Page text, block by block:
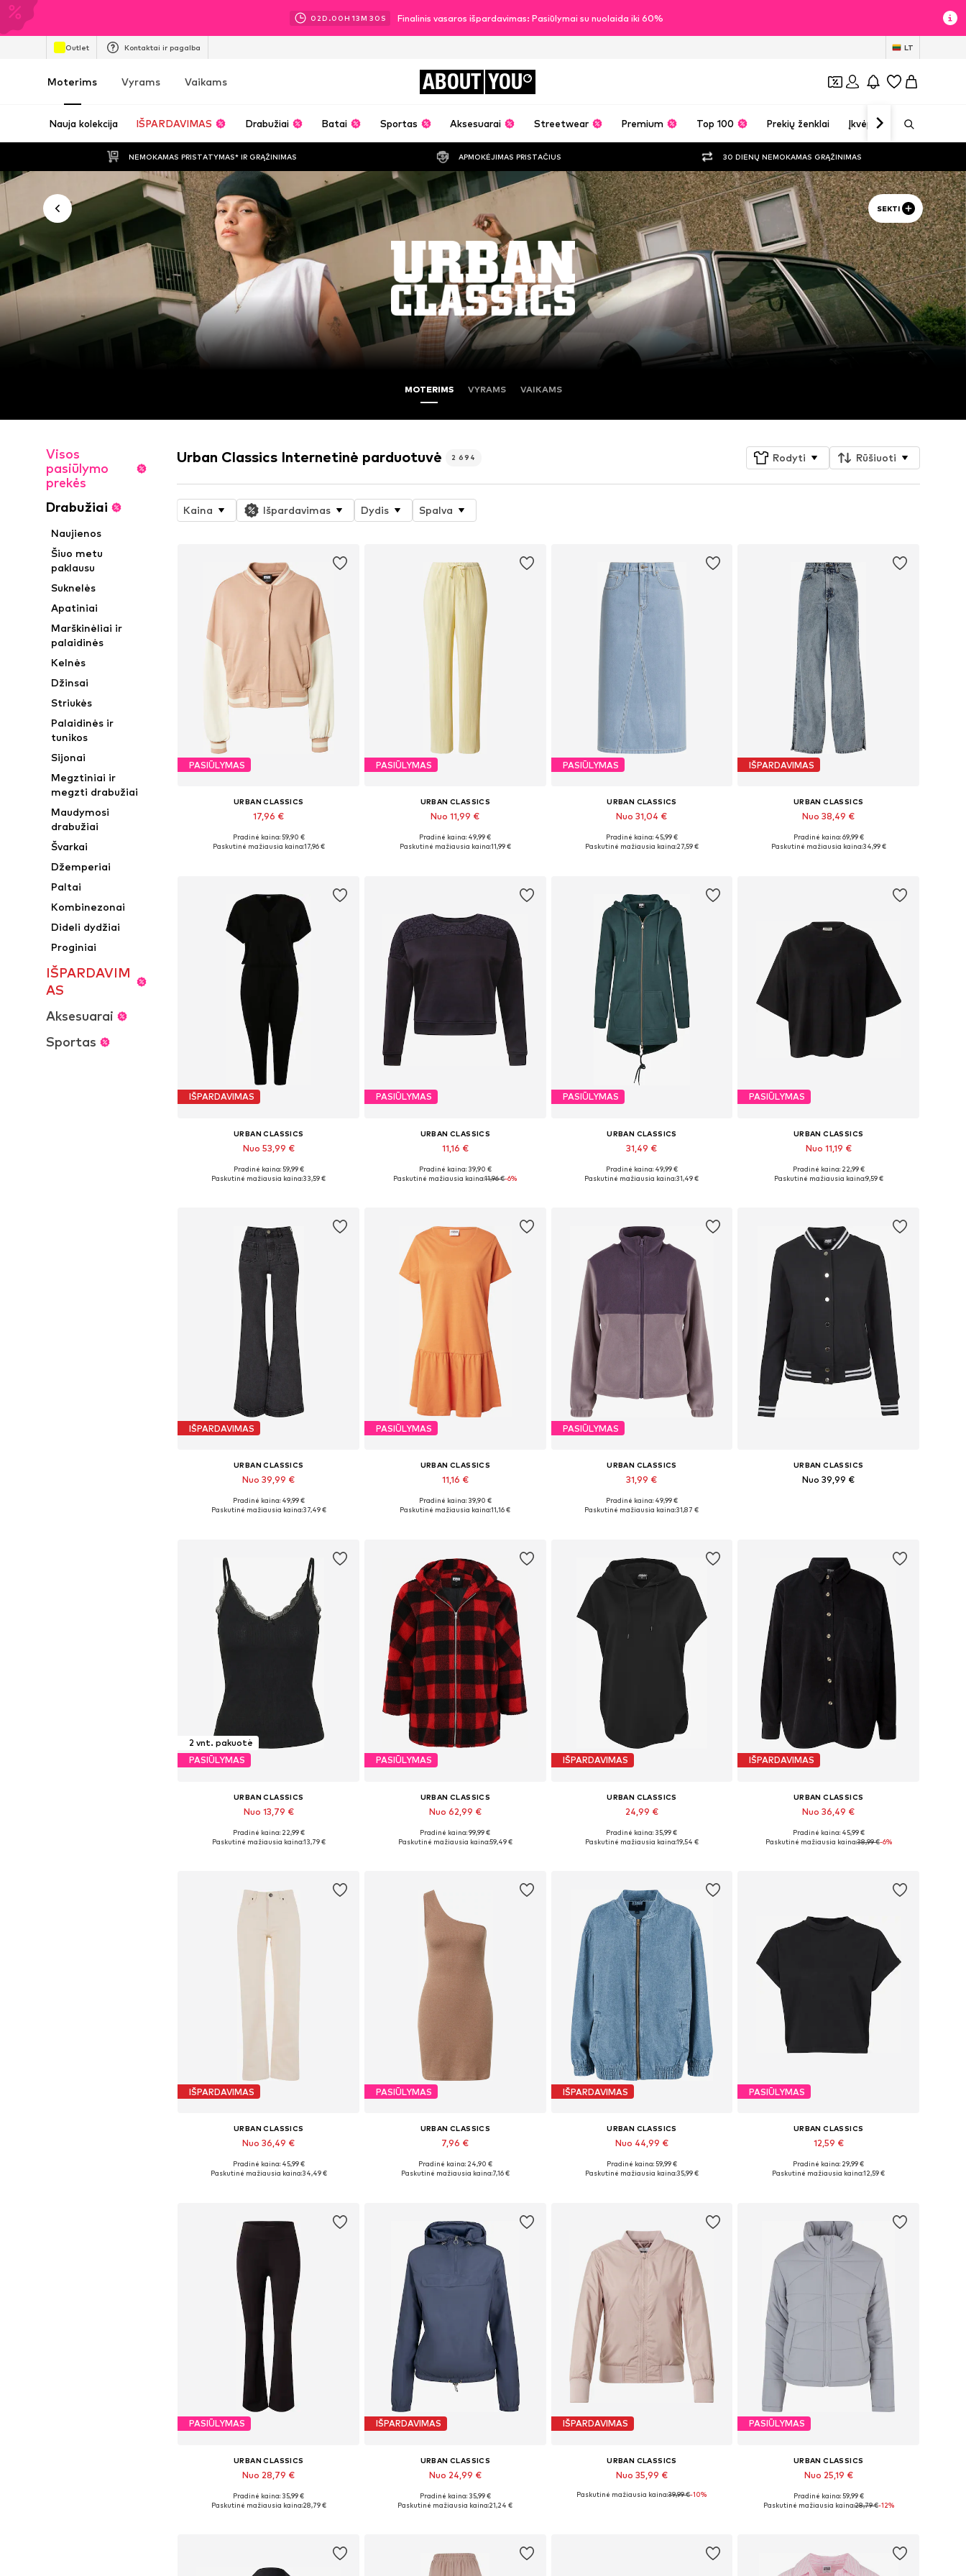
02D.00H 13M 29 S Finalinis vasaros išpardavimas: Pasiūlymai su nuolaida iki 60%
Outlet Kontaktai ir pagalba LT
Moterims Vyrams Vaikams ABOUT YOU
Nauja kolekcija IŠPARDAVIMAS Drabužiai Batai Sportas Aksesuarai Streetwear Premium Top 100 Prekių ženklai Įkvėpimas
NEMOKAMAS PRISTATYMAS* IR GRĄŽINIMAS APMOKĖJIMAS PRISTAČIUS 30 DIENŲ NEMOKAMAS GRĄŽINIMAS
SEKTI
MOTERIMS VYRAMS VAIKAMS
Visos
pasiūlymo
prekės
Drabužiai
Naujienos
Šiuo metu
paklausu
Suknelės
Apatiniai
Marškinėliai ir
palaidinės
Kelnės
Džinsai
Striukės
Palaidinės ir
tunikos
Sijonai
Megztiniai ir
megzti drabužiai
Maudymosi
drabužiai
Švarkai
Džemperiai
Paltai
Kombinezonai
Dideli dydžiai
Proginiai
IŠPARDAVIM
AS
Aksesuarai
Sportas
Urban Classics Internetinė parduotuvė 2 694 Rodyti Rūšiuoti
Kaina Išpardavimas Dydis Spalva
PASIŪLYMAS
URBAN CLASSICS
17,96 €
Yra daugybė dydžių
Pradinė kaina: 59,90 €
Paskutinė mažiausia kaina:17,96 €
PASIŪLYMAS
URBAN CLASSICS
Nuo 11,99 €
Galimi dydžiai: 36, 38, 40, 42, 44
Pradinė kaina: 49,99 €
Paskutinė mažiausia kaina:11,99 €
PASIŪLYMAS
URBAN CLASSICS
Nuo 31,04 €
Yra daugybė dydžių
Pradinė kaina: 45,99 €
Paskutinė mažiausia kaina:27,59 €
IŠPARDAVIMAS
URBAN CLASSICS
Nuo 38,49 €
Yra daugybė dydžių
Pradinė kaina: 69,99 €
Paskutinė mažiausia kaina:34,99 €
IŠPARDAVIMAS
URBAN CLASSICS
Nuo 53,99 €
Yra daugybė dydžių
Pradinė kaina: 59,99 €
Paskutinė mažiausia kaina:33,59 €
PASIŪLYMAS
URBAN CLASSICS
11,16 €
Galimi dydžiai: XS, S, M, L, XL, 5XL
Pradinė kaina: 39,90 €
Paskutinė mažiausia kaina:11,96 €-6%
PASIŪLYMAS
URBAN CLASSICS
31,49 €
+4
Galimi dydžiai: XS, S, M, L, XL
Pradinė kaina: 49,99 €
Paskutinė mažiausia kaina:31,49 €
PASIŪLYMAS
URBAN CLASSICS
Nuo 11,19 €
Galimi dydžiai: XS, S, M, XL, XXXL
Pradinė kaina: 22,99 €
Paskutinė mažiausia kaina:9,59 €
IŠPARDAVIMAS
URBAN CLASSICS
Nuo 39,99 €
Yra daugybė dydžių
Pradinė kaina: 49,99 €
Paskutinė mažiausia kaina:37,49 €
PASIŪLYMAS
URBAN CLASSICS
11,16 €
+4
Galimi dydžiai: 34, 36, 38
Pradinė kaina: 39,90 €
Paskutinė mažiausia kaina:11,16 €
PASIŪLYMAS
URBAN CLASSICS
31,99 €
Galimi dydžiai: XS, S, M, L, XL
Pradinė kaina: 49,99 €
Paskutinė mažiausia kaina:31,87 €
URBAN CLASSICS
Nuo 39,99 €
2 vnt. pakuotė
PASIŪLYMAS
URBAN CLASSICS
Nuo 13,79 €
Yra daugybė dydžių
Pradinė kaina: 22,99 €
Paskutinė mažiausia kaina:13,79 €
PASIŪLYMAS
URBAN CLASSICS
Nuo 62,99 €
Yra daugybė dydžių
Pradinė kaina: 99,99 €
Paskutinė mažiausia kaina:59,49 €
IŠPARDAVIMAS
URBAN CLASSICS
24,99 €
Galimi dydžiai: XS, S, M, L, XL
Pradinė kaina: 35,99 €
Paskutinė mažiausia kaina:19,54 €
IŠPARDAVIMAS
URBAN CLASSICS
Nuo 36,49 €
Yra daugybė dydžių
Pradinė kaina: 45,99 €
Paskutinė mažiausia kaina:38,99 €-6%
IŠPARDAVIMAS
URBAN CLASSICS
Nuo 36,49 €
Yra daugybė dydžių
Pradinė kaina: 45,99 €
Paskutinė mažiausia kaina:34,49 €
PASIŪLYMAS
URBAN CLASSICS
7,96 €
Yra daugybė dydžių
Pradinė kaina: 24,90 €
Paskutinė mažiausia kaina:7,16 €
IŠPARDAVIMAS
URBAN CLASSICS
Nuo 44,99 €
Yra daugybė dydžių
Pradinė kaina: 59,99 €
Paskutinė mažiausia kaina:35,99 €
PASIŪLYMAS
URBAN CLASSICS
12,59 €
Yra daugybė dydžių
Pradinė kaina: 29,99 €
Paskutinė mažiausia kaina:12,59 €
PASIŪLYMAS
URBAN CLASSICS
Nuo 28,79 €
Yra daugybė dydžių
Pradinė kaina: 35,99 €
Paskutinė mažiausia kaina:28,79 €
IŠPARDAVIMAS
URBAN CLASSICS
Nuo 24,99 €
+3
Galimi dydžiai: XS, S, M, L, XL, XXL
Pradinė kaina: 35,99 €
Paskutinė mažiausia kaina:21,24 €
IŠPARDAVIMAS
URBAN CLASSICS
Nuo 35,99 €
+7
Yra daugybė dydžių
Paskutinė mažiausia kaina:39,99 €-10%
PASIŪLYMAS
URBAN CLASSICS
Nuo 25,19 €
Galimi dydžiai: XS, S, M, L, XXL
Pradinė kaina: 59,99 €
Paskutinė mažiausia kaina:28,79 €-12%